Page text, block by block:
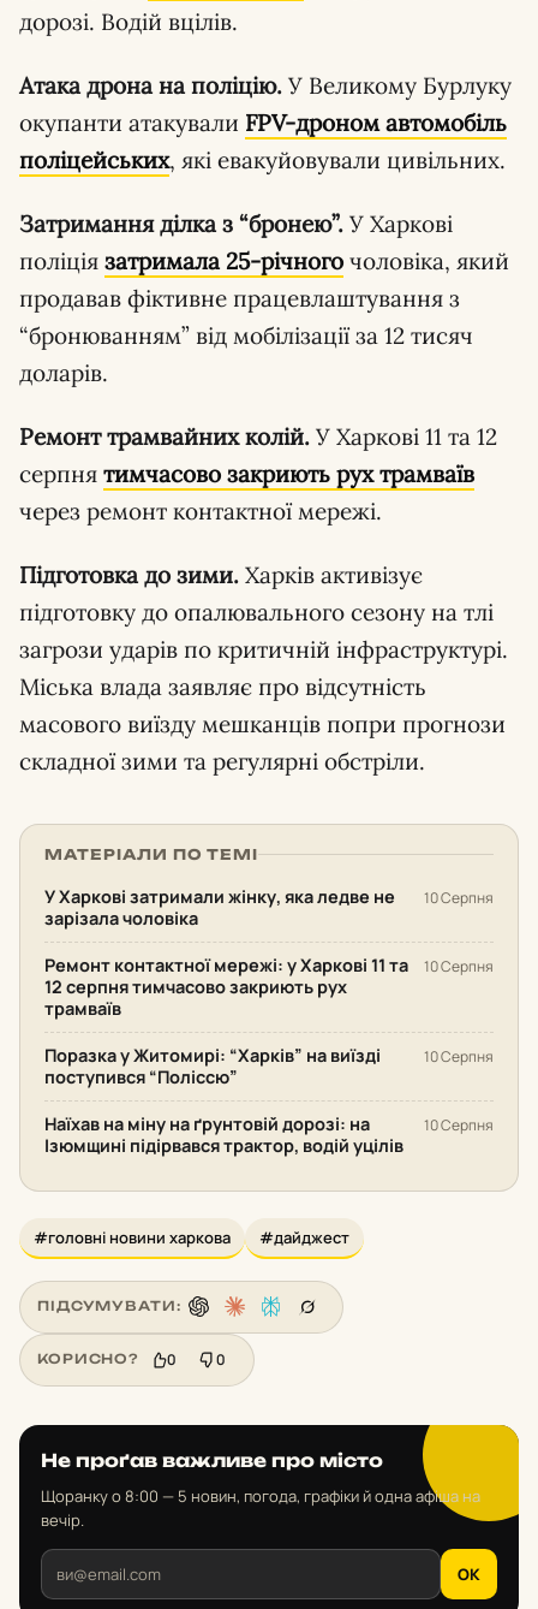
дорозі. Водій вцілів.
Атака дрона на поліцію. У Великому Бурлуку
окупанти атакували FPV-дроном автомобіль
поліцейських, які евакуйовували цивільних.
Затримання ділка з “бронею”. У Харкові
поліція затримала 25-річного чоловіка, який
продавав фіктивне працевлаштування з
“бронюванням” від мобілізації за 12 тисяч
доларів.
Ремонт трамвайних колій. У Харкові 11 та 12
серпня тимчасово закриють рух трамваїв
через ремонт контактної мережі.
Підготовка до зими. Харків активізує
підготовку до опалювального сезону на тлі
загрози ударів по критичній інфраструктурі.
Міська влада заявляє про відсутність
масового виїзду мешканців попри прогнози
складної зими та регулярні обстріли.
МАТЕРІАЛИ ПО ТЕМІ
У Харкові затримали жінку, яка ледве не
зарізала чоловіка
10 Серпня
Ремонт контактної мережі: у Харкові 11 та
12 серпня тимчасово закриють рух
трамваїв
10 Серпня
Поразка у Житомирі: “Харків” на виїзді
поступився “Поліссю”
10 Серпня
Наїхав на міну на ґрунтовій дорозі: на
Ізюмщині підірвався трактор, водій уцілів
10 Серпня
#головні новини харкова #дайджест
ПІДСУМУВАТИ:
КОРИСНО? 0 0
Не проґав важливе про місто
Щоранку о 8:00 — 5 новин, погода, графіки й одна афіша на
вечір.
OK